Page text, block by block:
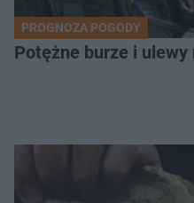
PROGNOZA POGODY
Potężne burze i ulewy